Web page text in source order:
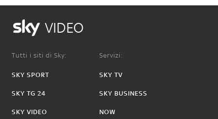
VIDEO
Tutti i siti di Sky:
SKY SPORT
SKY TG 24
SKY VIDEO
Servizi:
SKY TV
SKY BUSINESS
NOW